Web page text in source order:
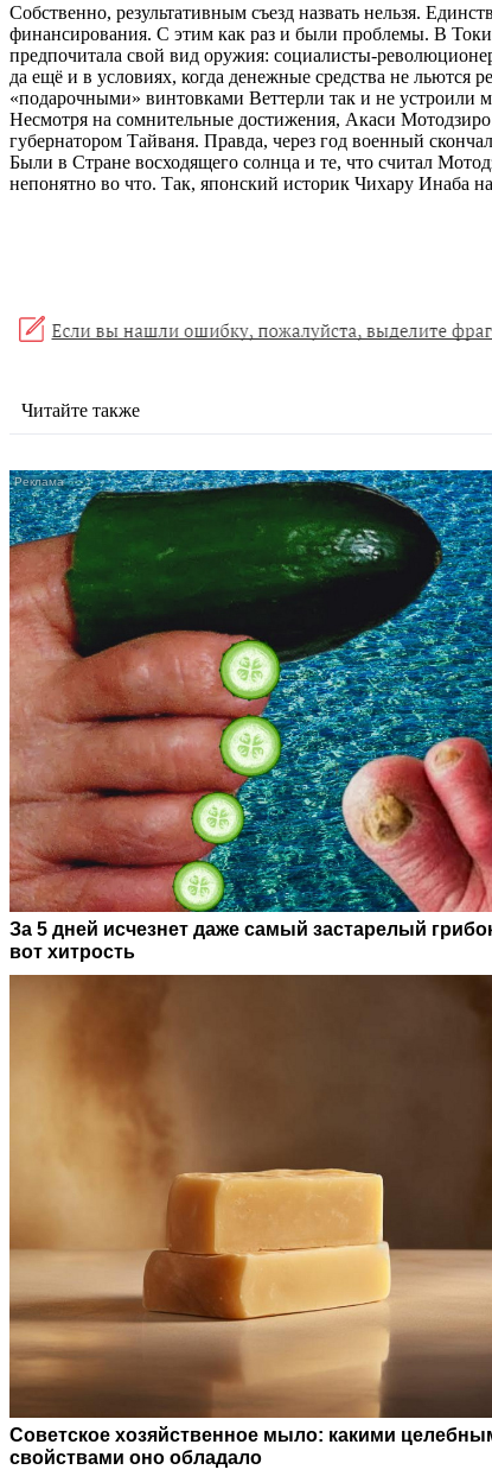
Собственно, результативным съезд назвать нельзя.
финансирования. С этим как раз и были проблемы. В
предпочитала свой вид оружия: социалисты-
да ещё и в условиях, когда денежные средства не
«подарочными» винтовками Веттерли так и не устроили
Несмотря на сомнительные достижения, Акаси
губернатором Тайваня. Правда, через год военный
Были в Стране восходящего солнца и те, что считал
непонятно во что. Так, японский историк Чихару Инаба
Читайте также
За 5 дней исчезнет даже самый застарелый
вот хитрость
Советское хозяйственное мыло: какими
свойствами оно обладало